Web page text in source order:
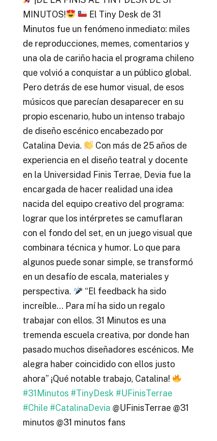
MINUTOS!
El Tiny Desk de 31
Minutos fue un fenómeno inmediato: miles
de reproducciones, memes, comentarios y
una ola de cariño hacia el programa chileno
que volvió a conquistar a un público global.
Pero detrás de ese humor visual, de esos
músicos que parecían desaparecer en su
propio escenario, hubo un intenso trabajo
de diseño escénico encabezado por
Catalina Devia.
Con más de 25 años de
experiencia en el diseño teatral y docente
en la Universidad Finis Terrae, Devia fue la
encargada de hacer realidad una idea
nacida del equipo creativo del programa:
lograr que los intérpretes se camuflaran
con el fondo del set, en un juego visual que
combinara técnica y humor. Lo que para
algunos puede sonar simple, se transformó
en un desafío de escala, materiales y
perspectiva.
“El feedback ha sido
increíble… Para mí ha sido un regalo
trabajar con ellos. 31 Minutos es una
tremenda escuela creativa, por donde han
pasado muchos diseñadores escénicos. Me
alegra haber coincidido con ellos justo
ahora” ¡Qué notable trabajo, Catalina!
#31Minutos #TinyDesk #UFinisTerrae
#Chile #CatalinaDevia @UFinisTerrae @31
minutos @31 minutos fans